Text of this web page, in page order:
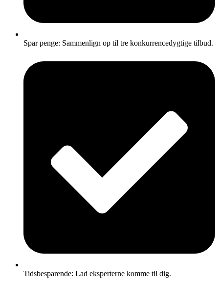
Spar penge: Sammenlign op til tre konkurrencedygtige tilbud.
Tidsbesparende: Lad eksperterne komme til dig.